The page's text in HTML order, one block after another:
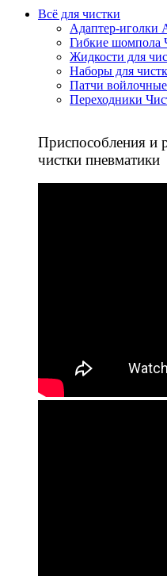
Всё для чистки
Адаптер-иголки
Гибкие шомпола
Жидкости для
Наборы для
Патчи войлочные
Переходники
Приспособления и
чистки пневматики